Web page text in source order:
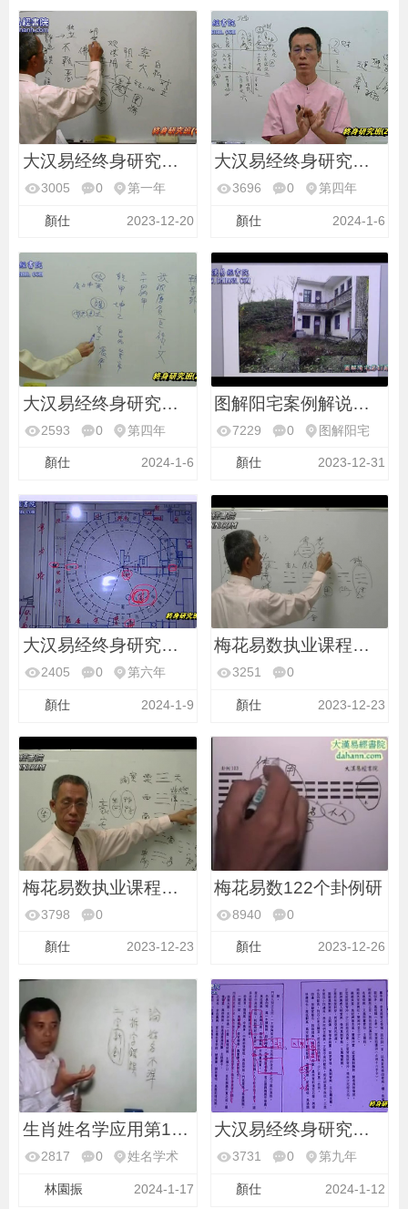
大汉易经终身研究班第
3005 0 第一年
顏仕 2023-12-20
大汉易经终身研究班第
3696 0 第四年
顏仕 2024-1-6
大汉易经终身研究班第
2593 0 第四年
顏仕 2024-1-6
图解阳宅案例解说第47
7229 0 图解阳宅
顏仕 2023-12-31
大汉易经终身研究班第
2405 0 第六年
顏仕 2024-1-9
梅花易数执业课程第12
3251
0
顏仕 2023-12-23
梅花易数执业课程第10
3798
0
顏仕 2023-12-23
梅花易数122个卦例研
8940
0
顏仕 2023-12-26
生肖姓名学应用第15堂
2817 0 姓名学术
林園振 2024-1-17
大汉易经终身研究班第
3731 0 第九年
顏仕 2024-1-12